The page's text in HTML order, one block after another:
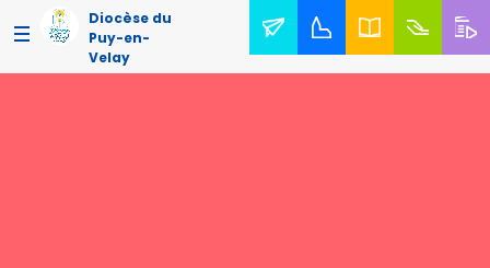
Diocèse du
Puy-en-
Velay